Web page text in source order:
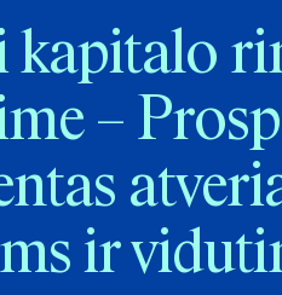
kapitalo
–
ir